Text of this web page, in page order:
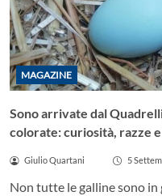
MAGAZINE
Sono arrivate dal
colorate: curiosità, razze
Giulio Quartani 5
Non tutte le galline sono